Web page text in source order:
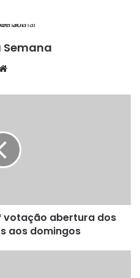
Semana
votação abertura dos
aos domingos